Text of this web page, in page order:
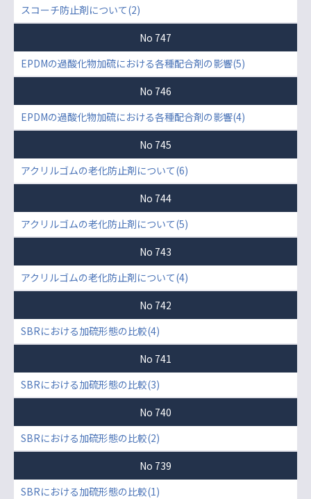
スコーチ防止剤について(2)
No 747
EPDMの過酸化物加硫における各種配合剤の影響(5)
No 746
EPDMの過酸化物加硫における各種配合剤の影響(4)
No 745
アクリルゴムの老化防止剤について(6)
No 744
アクリルゴムの老化防止剤について(5)
No 743
アクリルゴムの老化防止剤について(4)
No 742
SBRにおける加硫形態の比較(4)
No 741
SBRにおける加硫形態の比較(3)
No 740
SBRにおける加硫形態の比較(2)
No 739
SBRにおける加硫形態の比較(1)